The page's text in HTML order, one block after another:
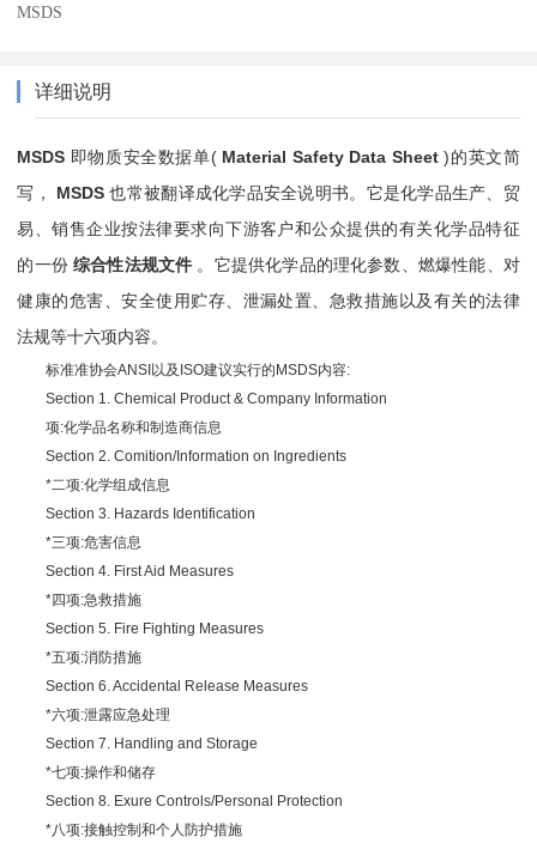
MSDS
详细说明
MSDS 即物质安全数据单( Material Safety Data Sheet)的英文简
写， MSDS 也常被翻译成化学品安全说明书。它是化学品生产、贸
易、销售企业按法律要求向下游客户和公众提供的有关化学品特征
的一份综合性法规文件 。它提供化学品的理化参数、燃爆性能、对
健康的危害、安全使用贮存、泄漏处置、急救措施以及有关的法律
法规等十六项内容。
标准准协会ANSI以及ISO建议实行的MSDS内容:
Section 1. Chemical Product & Company Information
项:化学品名称和制造商信息
Section 2. Comition/Information on Ingredients
*二项:化学组成信息
Section 3. Hazards Identification
*三项:危害信息
Section 4. First Aid Measures
*四项:急救措施
Section 5. Fire Fighting Measures
*五项:消防措施
Section 6. Accidental Release Measures
*六项:泄露应急处理
Section 7. Handling and Storage
*七项:操作和储存
Section 8. Exure Controls/Personal Protection
*八项:接触控制和个人防护措施